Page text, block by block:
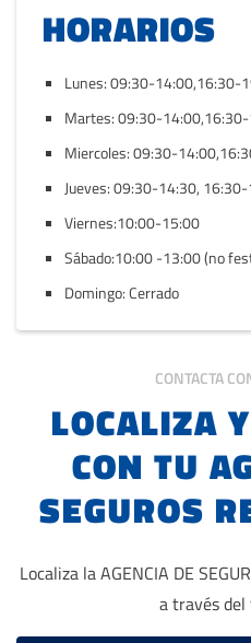
HORARIOS
Lunes: 09:30-14:00,16:30-
Martes: 09:30-
Miercoles: 09:30-
Jueves: 09:30-14:30,
Viernes:10:00-15:00
Sábado:10:00 -13:00 (no
Domingo: Cerrado
CONTACTA
LOCALIZA
CON TU
SEGUROS
Localiza la AGENCIA DE
a través